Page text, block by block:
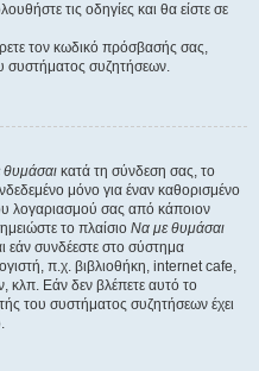
τις οδηγίες και θα είστε σε
τον κωδικό πρόσβασής σας,
συστήματος συζητήσεων.
κατά τη σύνδεση σας, το
μόνο για έναν καθορισμένο
λογαριασμού σας από κάποιον
το πλαίσιο Να με θυμάσαι
εάν συνδέεστε στο σύστημα
π.χ. βιβλιοθήκη, internet cafe,
κλπ. Εάν δεν βλέπετε αυτό το
του συστήματος συζητήσεων έχει